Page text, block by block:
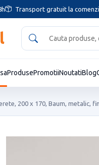
Transport gratuit la
ProdusePromotiiNoutatiBlog
200 x 170, Baum, metalic,